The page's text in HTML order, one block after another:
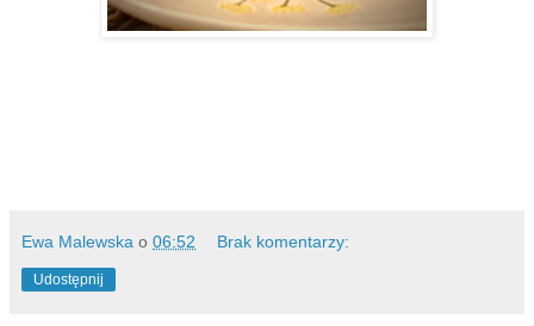
Ewa Malewska o 06:52 Brak komentarzy:
Udostępnij